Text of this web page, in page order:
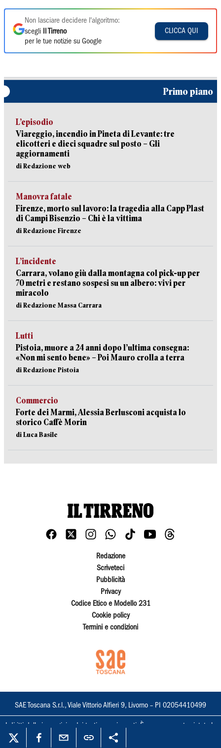
Non lasciare decidere l'algoritmo:
scegli
Il Tirreno
per le tue notizie su Google
CLICCA QUI
Primo piano
L’episodio
Viareggio, incendio in Pineta di Levante: tre
elicotteri e dieci squadre sul posto – Gli
aggiornamenti
di Redazione web
Manovra fatale
Firenze, morto sul lavoro: la tragedia alla Capp Plast
di Campi Bisenzio – Chi è la vittima
di Redazione Firenze
L’incidente
Carrara, volano giù dalla montagna col pick-up per
70 metri e restano sospesi su un albero: vivi per
miracolo
di Redazione Massa Carrara
Lutti
Pistoia, muore a 24 anni dopo l’ultima consegna:
«Non mi sento bene» – Poi Mauro crolla a terra
di Redazione Pistoia
Commercio
Forte dei Marmi, Alessia Berlusconi acquista lo
storico Caffè Morin
di Luca Basile
Redazione
Scriveteci
Pubblicità
Privacy
Codice Etico e Modello 231
Cookie policy
Termini e condizioni
SAE Toscana S.r.l., Viale Vittorio Alfieri 9, Livorno – PI 02054410499
I diritti delle immagini e dei testi sono riservati. È espressamente vietata la
loro riproduzione con qualsiasi mezzo e l'adattamento totale o parziale.